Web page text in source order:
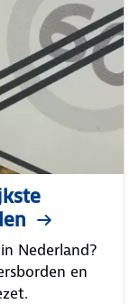
Nederland?
en